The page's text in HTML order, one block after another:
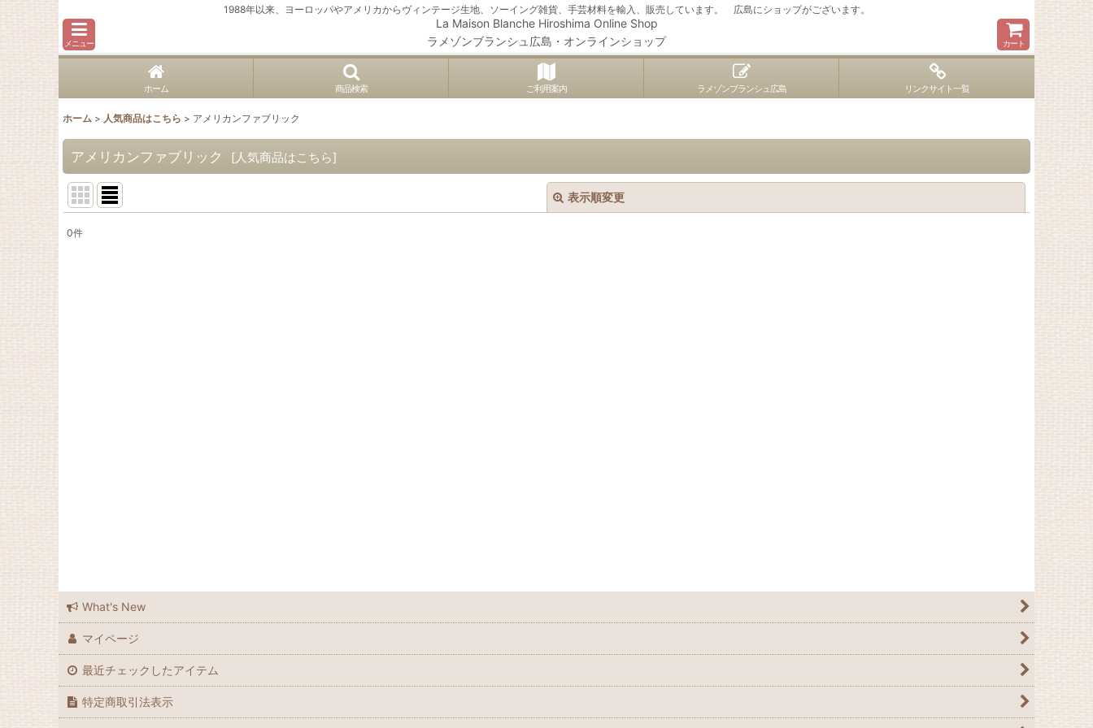
1988年以来、ヨーロッパやアメリカからヴィンテージ生地、ソーイング雑貨、手芸材料を輸入、販売しています。 広島にショップがございます。
メニュー
La Maison Blanche Hiroshima Online Shop
ラメゾンブランシュ広島・オンラインショップ
カート
ホーム 商品検索 ご利用案内 ラメゾンブランシュ広島 リンクサイト一覧
ホーム > 人気商品はこちら > アメリカンファブリック
アメリカンファブリック [人気商品はこちら]
表示順変更
0件
What's New
マイページ
最近チェックしたアイテム
特定商取引法表示